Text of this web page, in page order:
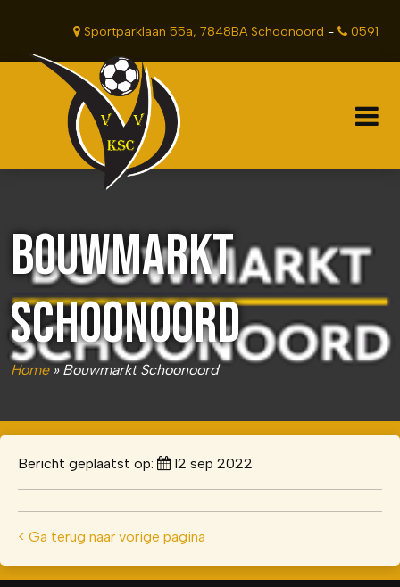
Sportparklaan 55a, 7848BA Schoonoord - 0591
BOUWMARKT
SCHOONOORD
Home» Bouwmarkt Schoonoord
Bericht geplaatst op: 12 sep 2022
< Ga terug naar vorige pagina